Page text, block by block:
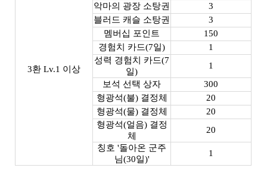
3환 Lv.1 이상
악마의 광장 소탕권
3
블러드 캐슬 소탕권
3
멤버십 포인트
150
경험치 카드(7일)
1
성력 경험치 카드(7
일)
1
보석 선택 상자
300
형광석(불)결정체
20
형광석(물)결정체
20
형광석(얼음)결정
체
20
칭호 '돌아온 군주
님(30일)'
1